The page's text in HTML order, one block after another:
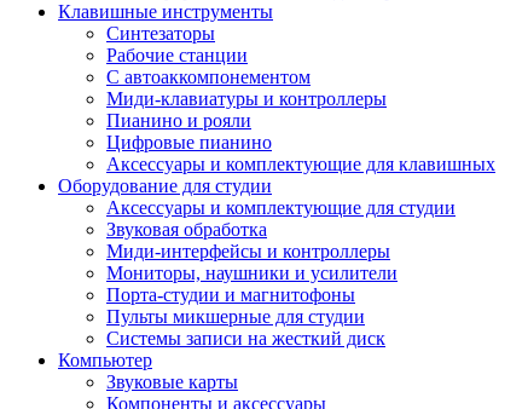
Клавишные инструменты
Синтезаторы
Рабочие станции
С автоаккомпонементом
Миди-клавиатуры и контроллеры
Пианино и рояли
Цифровые пианино
Аксессуары и комплектующие для клавишных
Оборудование для студии
Аксессуары и комплектующие для студии
Звуковая обработка
Миди-интерфейсы и контроллеры
Мониторы, наушники и усилители
Порта-студии и магнитофоны
Пульты микшерные для студии
Системы записи на жесткий диск
Компьютер
Звуковые карты
Компоненты и аксессуары